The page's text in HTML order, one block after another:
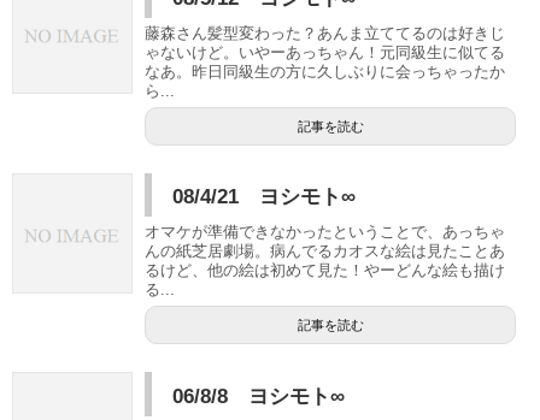
藤森さん髪型変わった？あんま立ててるのは好きじ
ゃないけど。いやーあっちゃん！元同級生に似てる
なあ。昨日同級生の方に久しぶりに会っちゃったか
ら...
記事を読む
08/4/21 ヨシモト∞
オマケが準備できなかったということで、あっちゃ
んの紙芝居劇場。病んでるカオスな絵は見たことあ
るけど、他の絵は初めて見た！やーどんな絵も描け
る...
記事を読む
06/8/8 ヨシモト∞